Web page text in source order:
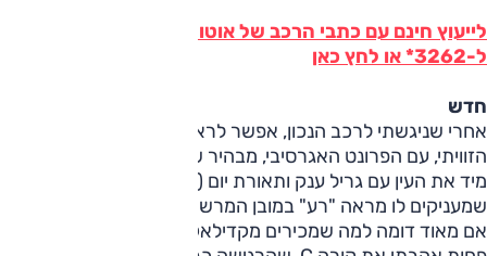
ל-3262* או לחץ כאן
חדש
אחרי שניגשתי לרכב הנכון, אפשר לראות את החידושים. העיצוב
הזוויתי, עם הפרונט האגרסיבי, מבהיר שזו קדילאק. החרטום לוכד
מיד את העין עם גריל ענק ותאורת יום (פס לד אנכי, ארוך
שמעניקים לו מראה "רע" במובן המרשים. גם מאחור היא יפה, גם
אם מאוד דומה למה שמכירים מקדילאק בדורות האחרונים.